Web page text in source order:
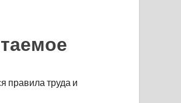
правила труда и